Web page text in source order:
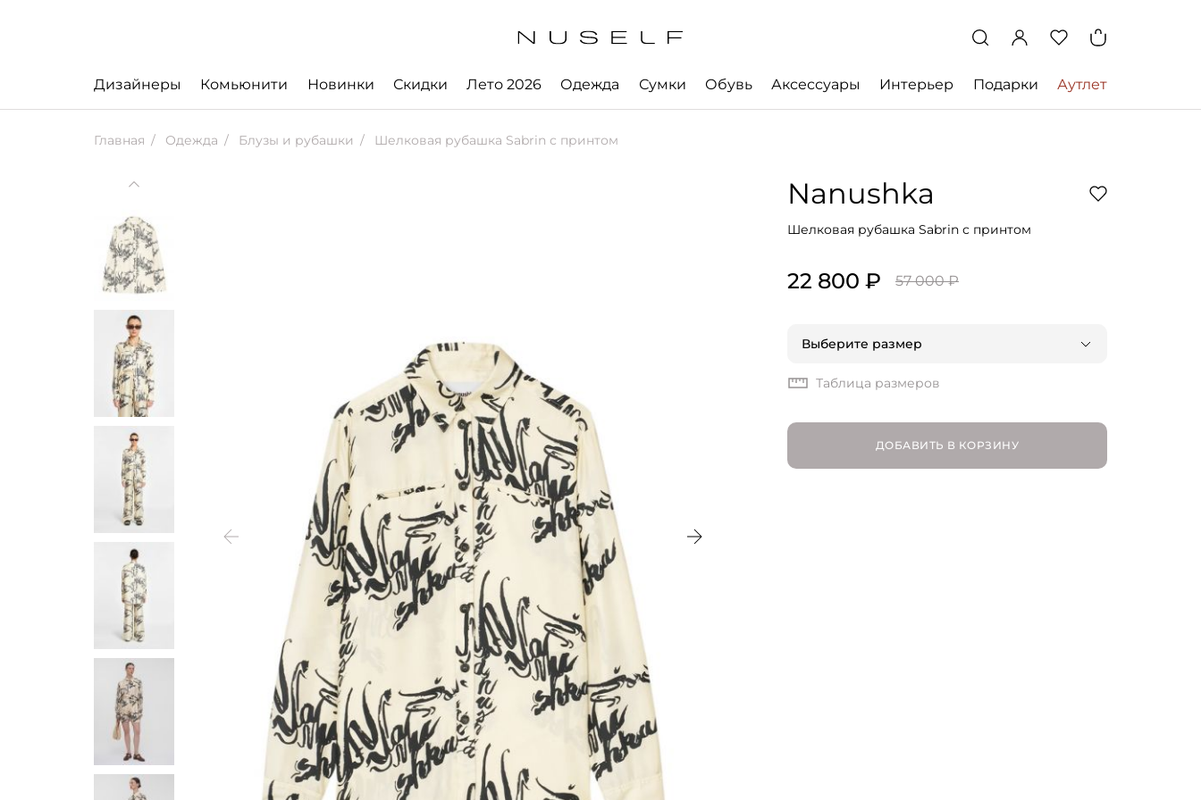
Дизайнеры Комьюнити Новинки Скидки Лето 2026 Одежда Сумки Обувь Аксессуары Интерьер Подарки Аутлет
Главная Одежда Блузы и рубашки Шелковая рубашка Sabrin с принтом
Nanushka
Шелковая рубашка Sabrin с принтом
22 800 ₽ 57 000 ₽
Выберите размер
XS | RU 42
S | RU 44
Таблица размеров
ДОБАВИТЬ В КОРЗИНУ